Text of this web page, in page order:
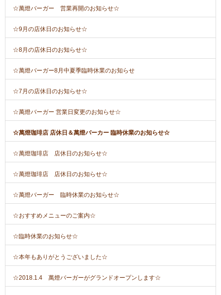
☆萬燈バーガー 営業再開のお知らせ☆
☆9月の店休日のお知らせ☆
☆8月の店休日のお知らせ☆
☆萬燈バーガー8月中夏季臨時休業のお知らせ
☆7月の店休日のお知らせ☆
☆萬燈バーガー 営業日変更のお知らせ☆
☆萬燈珈琲店 店休日＆萬燈バーカー 臨時休業のお知らせ☆
☆萬燈珈琲店 店休日のお知らせ☆
☆萬燈珈琲店 店休日のお知らせ☆
☆萬燈バーガー 臨時休業のお知らせ☆
☆おすすめメニューのご案内☆
☆臨時休業のお知らせ☆
☆本年もありがとうございました☆
☆2018.1.4 萬燈バーガーがグランドオープンします☆